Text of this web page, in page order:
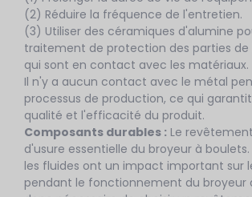
(2) Réduire la fréquence de l'entretien.
(3) Utiliser des céramiques d'alumine
traitement de protection des parties
qui sont en contact avec les matériaux.
Il n'y a aucun contact avec le métal
processus de production, ce qui
qualité et l'efficacité du produit.
Composants durables : Le
d'usure essentielle du broyeur à boulets.
les fluides ont un impact important sur
pendant le fonctionnement du broyeur